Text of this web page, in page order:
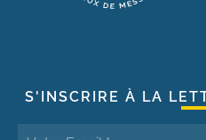
S'INSCRIRE À LA